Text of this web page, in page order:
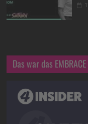
Das war das